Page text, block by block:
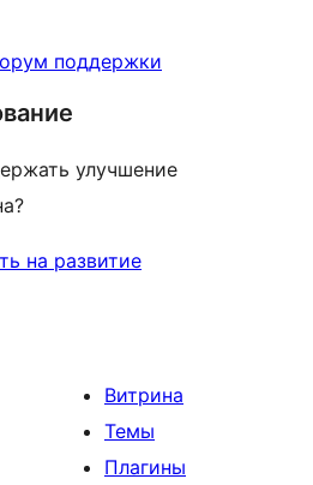
поддержки
улучшение
на развитие
Витрина
Темы
Плагины